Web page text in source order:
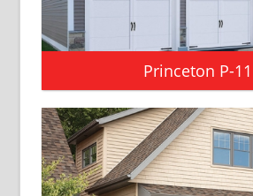
Princeton P-11